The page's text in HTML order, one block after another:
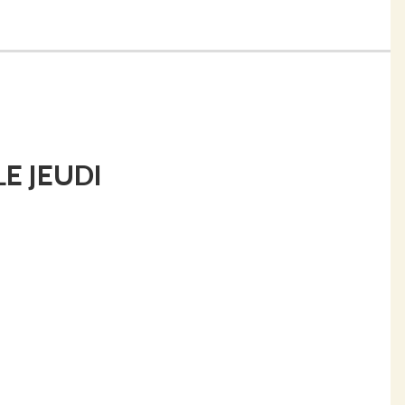
séléctionnés.
récoltées entre garrigue et plaines rhodaniennes.
JEUDI